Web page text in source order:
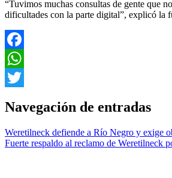
“Tuvimos muchas consultas de gente que
dificultades con la parte digital”, explicó la
Facebook
WhatsApp
Navegación de entradas
Weretilneck defiende a Río Negro y exige
Fuerte respaldo al reclamo de Weretilneck